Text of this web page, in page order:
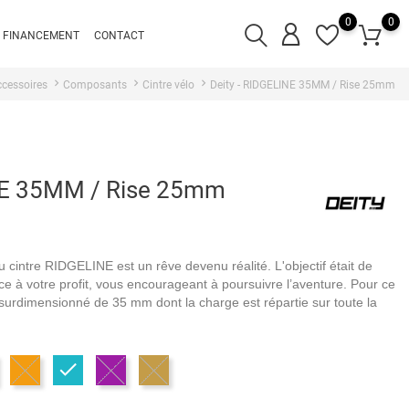
FINANCEMENT CONTACT
0
0
Composants Cintre vélo Deity - RIDGELINE 35MM / Rise 25mm
35MM / Rise 25mm
RIDGELINE est un rêve devenu réalité. L'objectif était de
à votre profit, vous encourageant à poursuivre l’aventure. Pour ce
de 35 mm dont la charge est répartie sur toute la
Orange TurquoiseViolet Bronze